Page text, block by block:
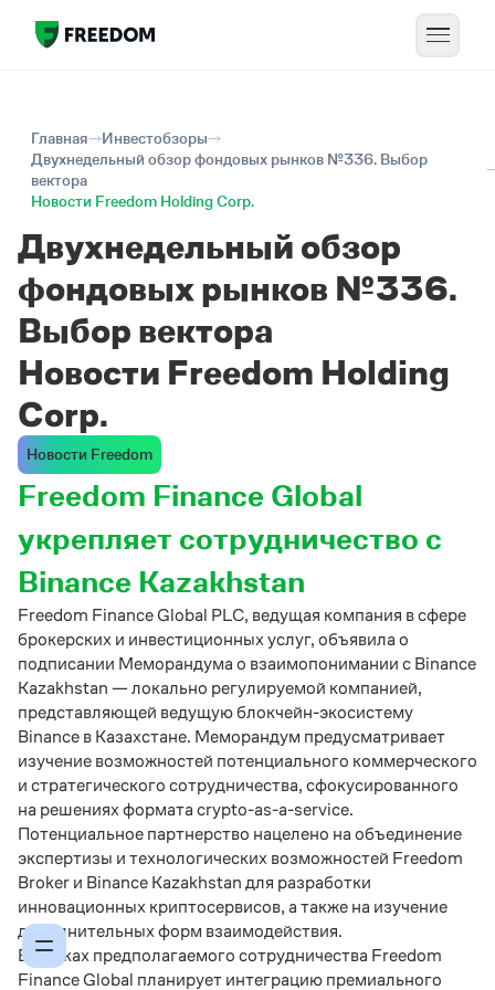
Главная
Инвестобзоры
Двухнедельный обзор фондовых рынков №336. Выбор
вектора
Новости Freedom Holding Corp.
Двухнедельный обзор
фондовых рынков №336.
Выбор вектора
Новости Freedom Holding
Corp.
Новости Freedom
Freedom Finance Global
укрепляет сотрудничество с
Binance Kazakhstan
Freedom Finance Global PLC, ведущая компания в сфере
брокерских и инвестиционных услуг, объявила о
подписании Меморандума о взаимопонимании с Binance
Kazakhstan — локально регулируемой компанией,
представляющей ведущую блокчейн-экосистему
Binance в Казахстане. Меморандум предусматривает
изучение возможностей потенциального коммерческого
и стратегического сотрудничества, сфокусированного
на решениях формата crypto-as-a-service.
Потенциальное партнерство нацелено на объединение
экспертизы и технологических возможностей Freedom
Broker и Binance Kazakhstan для разработки
инновационных криптосервисов, а также на изучение
дополнительных форм взаимодействия.
В рамках предполагаемого сотрудничества Freedom
Finance Global планирует интеграцию премиального